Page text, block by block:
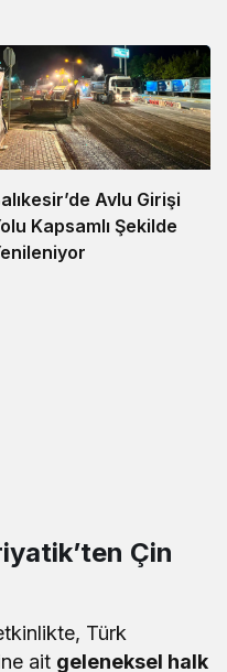
Avlu Girişi
Kapsamlı Şekilde
Çin
Türk
ait geleneksel halk